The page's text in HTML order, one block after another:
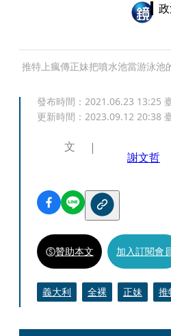
推特上瘋傳正妹把噴水池當游泳
發布時間： 2021.06.23 13:25
更新時間： 2023.09.12 20:38
文
謝文哲
贊助本文 加入訂閱會
義大利 全裸 正妹 推